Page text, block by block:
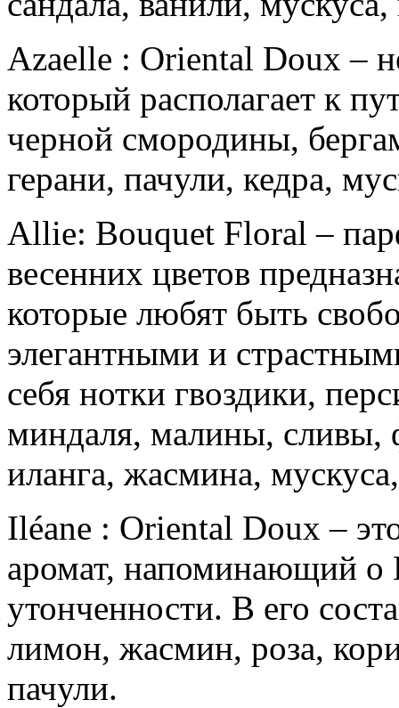
Azaelle : Oriental Doux –
который располагает к
черной смородины,
герани, пачули, кедра,
Allie: Bouquet Floral –
весенних цветов
которые любят быть
элегантными и
себя нотки гвоздики,
миндаля, малины, сливы,
иланга, жасмина,
Iléane : Oriental Doux –
аромат, напоминающий о
утонченности. В его
лимон, жасмин, роза,
пачули.